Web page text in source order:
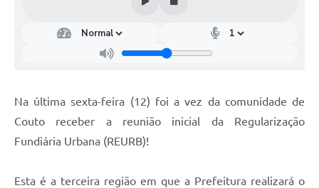
Na última sexta-feira (12) foi a vez da comunidade de
Couto receber a reunião inicial da Regularização
Fundiária Urbana (REURB)!
Esta é a terceira região em que a Prefeitura realizará o